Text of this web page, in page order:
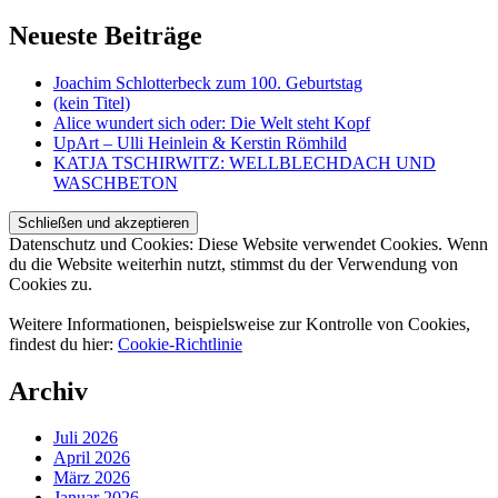
Neueste Beiträge
Joachim Schlotterbeck zum 100. Geburtstag
(kein Titel)
Alice wundert sich oder: Die Welt steht Kopf
UpArt – Ulli Heinlein & Kerstin Römhild
KATJA TSCHIRWITZ: WELLBLECHDACH UND
WASCHBETON
Datenschutz und Cookies: Diese Website verwendet Cookies. Wenn
du die Website weiterhin nutzt, stimmst du der Verwendung von
Cookies zu.
Weitere Informationen, beispielsweise zur Kontrolle von Cookies,
findest du hier: Cookie-Richtlinie
Archiv
Juli 2026
April 2026
März 2026